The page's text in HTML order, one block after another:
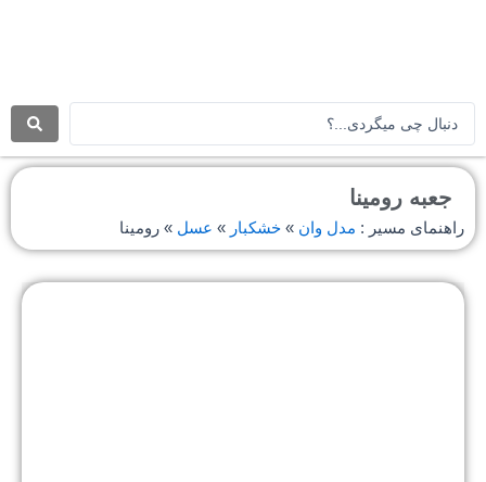
.
.
جعبه رومینا
راهنمای مسیر : مدل وان » خشکبار » عسل » رومینا